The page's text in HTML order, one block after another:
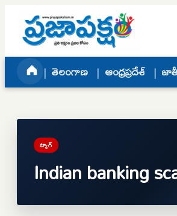
Skip to content
తెలంగాణ ఆంధ్రప్రదేశ్
ట్యాగ్
Indian banking